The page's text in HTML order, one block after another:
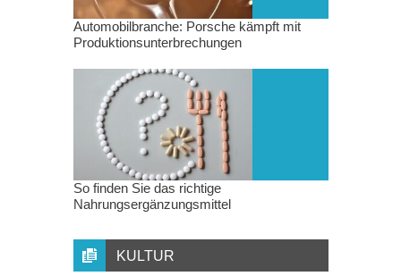
Automobilbranche: Porsche kämpft mit
Produktionsunterbrechungen
So finden Sie das richtige
Nahrungsergänzungsmittel
KULTUR